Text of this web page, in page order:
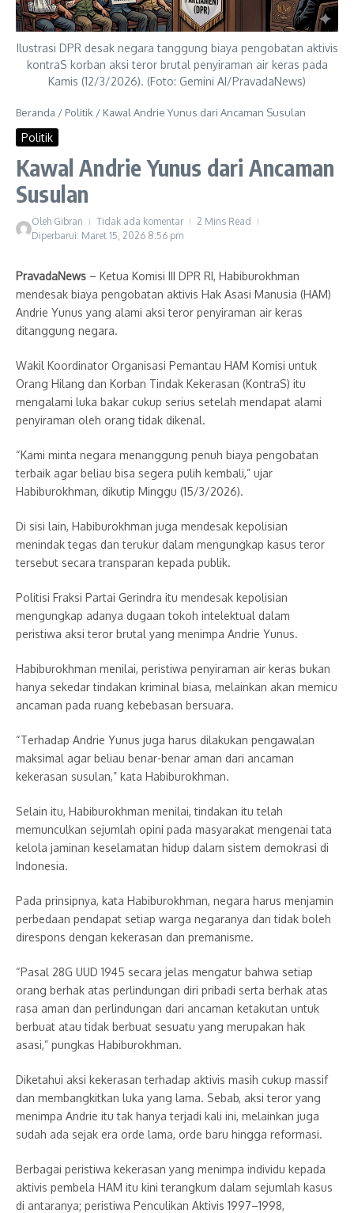
Ilustrasi DPR desak negara tanggung biaya pengobatan aktivis
kontraS korban aksi teror brutal penyiraman air keras pada
Kamis (12/3/2026). (Foto: Gemini AI/PravadaNews)
Beranda / Politik / Kawal Andrie Yunus dari Ancaman Susulan
Politik
Kawal Andrie Yunus dari Ancaman
Susulan
Oleh Gibran Tidak ada komentar
2 Mins Read
Diperbarui: Maret 15, 2026 8:56 pm
PravadaNews – Ketua Komisi III DPR RI, Habiburokhman
mendesak biaya pengobatan aktivis Hak Asasi Manusia (HAM)
Andrie Yunus yang alami aksi teror penyiraman air keras
ditanggung negara.
Wakil Koordinator Organisasi Pemantau HAM Komisi untuk
Orang Hilang dan Korban Tindak Kekerasan (KontraS) itu
mengalami luka bakar cukup serius setelah mendapat alami
penyiraman oleh orang tidak dikenal.
“Kami minta negara menanggung penuh biaya pengobatan
terbaik agar beliau bisa segera pulih kembali,” ujar
Habiburokhman, dikutip Minggu (15/3/2026).
Di sisi lain, Habiburokhman juga mendesak kepolisian
menindak tegas dan terukur dalam mengungkap kasus teror
tersebut secara transparan kepada publik.
Politisi Fraksi Partai Gerindra itu mendesak kepolisian
mengungkap adanya dugaan tokoh intelektual dalam
peristiwa aksi teror brutal yang menimpa Andrie Yunus.
Habiburokhman menilai, peristiwa penyiraman air keras bukan
hanya sekedar tindakan kriminal biasa, melainkan akan memicu
ancaman pada ruang kebebasan bersuara.
“Terhadap Andrie Yunus juga harus dilakukan pengawalan
maksimal agar beliau benar-benar aman dari ancaman
kekerasan susulan,” kata Habiburokhman.
Selain itu, Habiburokhman menilai, tindakan itu telah
memunculkan sejumlah opini pada masyarakat mengenai tata
kelola jaminan keselamatan hidup dalam sistem demokrasi di
Indonesia.
Pada prinsipnya, kata Habiburokhman, negara harus menjamin
perbedaan pendapat setiap warga negaranya dan tidak boleh
direspons dengan kekerasan dan premanisme.
“Pasal 28G UUD 1945 secara jelas mengatur bahwa setiap
orang berhak atas perlindungan diri pribadi serta berhak atas
rasa aman dan perlindungan dari ancaman ketakutan untuk
berbuat atau tidak berbuat sesuatu yang merupakan hak
asasi,” pungkas Habiburokhman.
Diketahui aksi kekerasan terhadap aktivis masih cukup massif
dan membangkitkan luka yang lama. Sebab, aksi teror yang
menimpa Andrie itu tak hanya terjadi kali ini, melainkan juga
sudah ada sejak era orde lama, orde baru hingga reformasi.
Berbagai peristiwa kekerasan yang menimpa individu kepada
aktivis pembela HAM itu kini terangkum dalam sejumlah kasus
di antaranya; peristiwa Penculikan Aktivis 1997–1998,